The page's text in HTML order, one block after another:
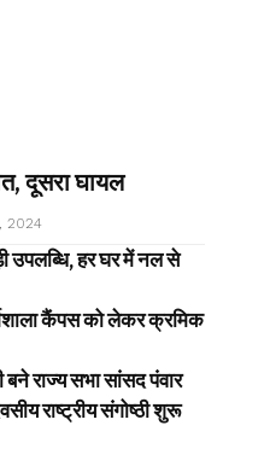
दूसरा घायल
2024
उपलब्धि, हर घर में नल से
कैंपस को लेकर क्रमिक
बने राज्य सभा सांसद पंवार
राष्ट्रीय संगोष्ठी शुरू